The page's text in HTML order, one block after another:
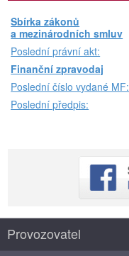
Sbírka zákonů
a mezinárodních smluv
Poslední právní akt:
Finanční zpravodaj
Poslední číslo vydané MF:
Poslední předpis:
Provozovatel